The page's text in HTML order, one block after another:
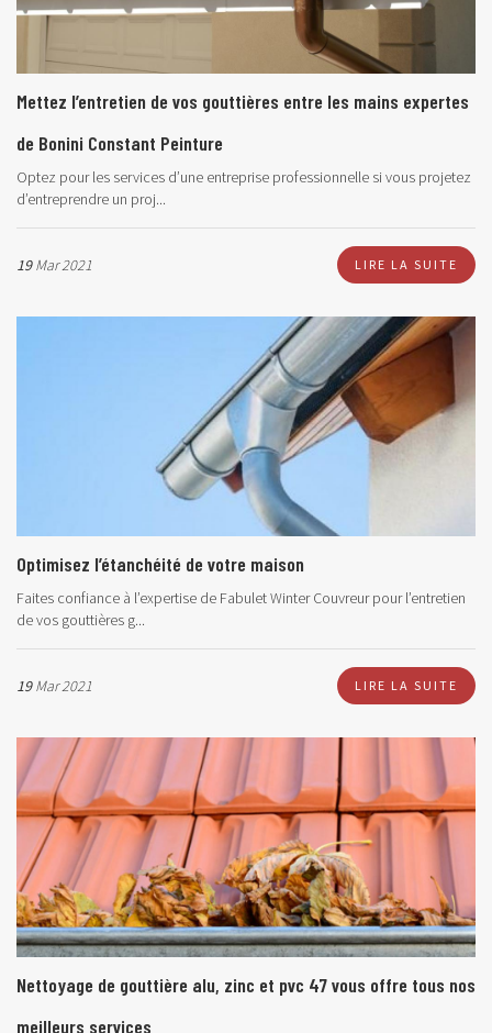
Mettez l’entretien de vos gouttières entre les mains expertes
de Bonini Constant Peinture
Optez pour les services d’une entreprise professionnelle si vous projetez
d’entreprendre un proj...
19Mar 2021 LIRE LA SUITE
Optimisez l’étanchéité de votre maison
Faites confiance à l’expertise de Fabulet Winter Couvreur pour l’entretien
de vos gouttières g...
19Mar 2021 LIRE LA SUITE
Nettoyage de gouttière alu, zinc et pvc 47 vous offre tous nos
meilleurs services